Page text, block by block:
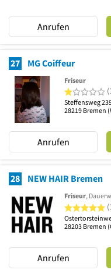
Anrufen
27 MG Coiffeur
Friseur
1
Steffensweg
28219 Bremen
Anrufen
28 NEW HAIR Bremen
Friseur,
5
28203 Bremen
Anrufen